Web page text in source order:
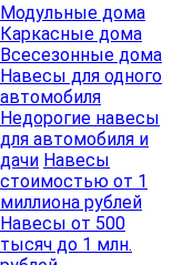
Модульные дома
Каркасные дома
Всесезонные дома
Навесы для одного
автомобиля
Недорогие навесы
для автомобиля и
дачи Навесы
стоимостью от 1
миллиона рублей
Навесы от 500
тысяч до 1 млн.